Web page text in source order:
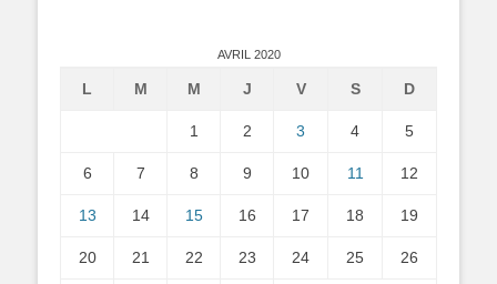
AVRIL 2020
L M M J V S D
1 2 3 4 5
6 7 8 9 10 11 12
13 14 15 16 17 18 19
20 21 22 23 24 25 26